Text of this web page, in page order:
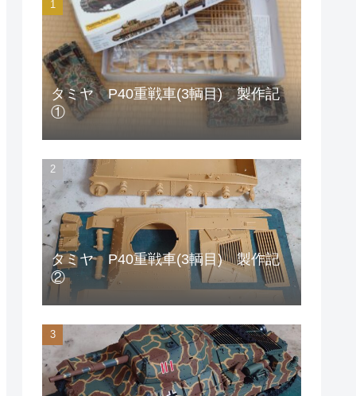
タミヤ P40重戦車(3輌目) 製作記
①
タミヤ P40重戦車(3輌目) 製作記
②